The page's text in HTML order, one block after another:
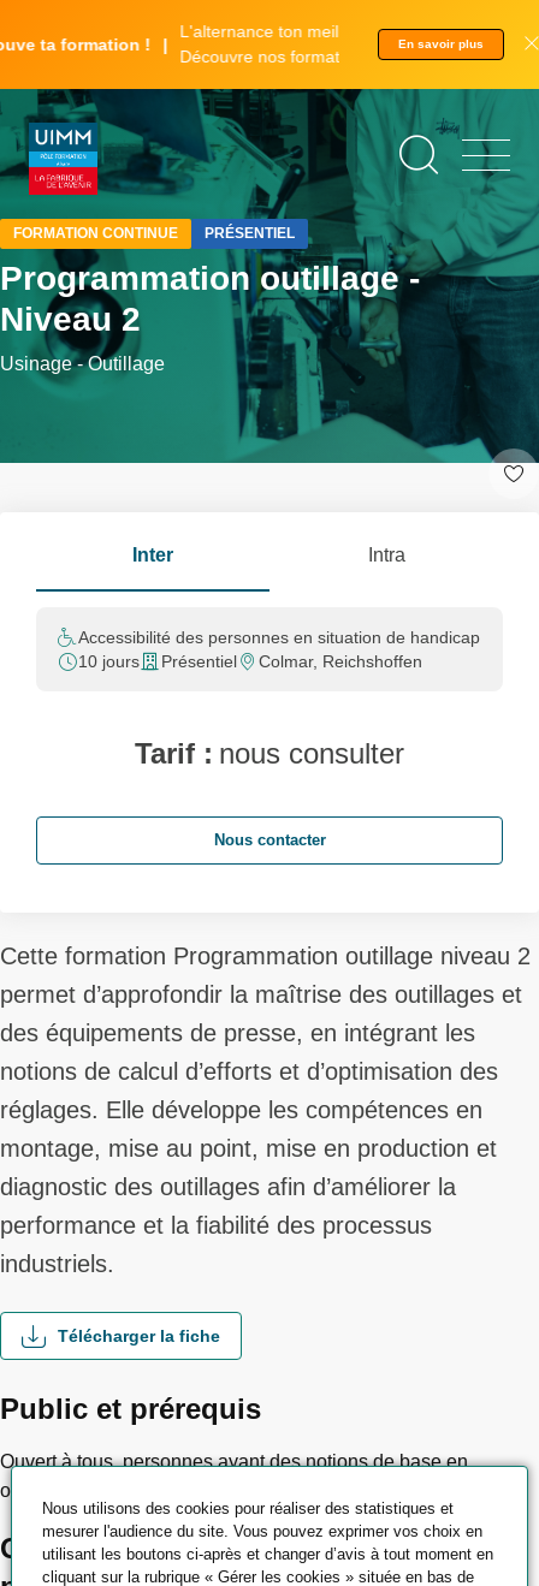
au
principal
ta formation !
L'alternance ton meilleur tremplin.
Découvre nos formations.
En savoir plus
©
Adrien
Berthet
FORMATION CONTINUE PRÉSENTIEL
Programmation outillage -
Niveau 2
Usinage - Outillage
Cette formation Programmation outillage niveau 2
permet d’approfondir la maîtrise des outillages et
des équipements de presse, en intégrant les
notions de calcul d’efforts et d’optimisation des
réglages. Elle développe les compétences en
montage, mise au point, mise en production et
diagnostic des outillages afin d’améliorer la
performance et la fiabilité des processus
industriels.
Télécharger la fiche
Public et prérequis
Ouvert à tous, personnes ayant des notions de base en
outillage et/ou ayant suivi la formation N1.
Objectifs pédagogiques et
Inter Intra
Accessibilité des personnes en situation de handicap
10 jours
Présentiel Colmar, Reichshoffen
Tarif : nous consulter
Nous contacter
Nous utilisons des cookies pour réaliser des statistiques et
mesurer l'audience du site. Vous pouvez exprimer vos choix en
utilisant les boutons ci-après et changer d’avis à tout moment en
cliquant sur la rubrique « Gérer les cookies » située en bas de